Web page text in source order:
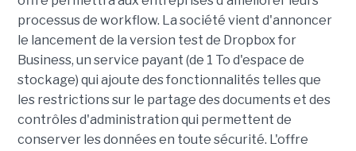
processus de workflow. La société vient d'annoncer
le lancement de la version test de Dropbox for
Business, un service payant (de 1 To d'espace de
stockage) qui ajoute des fonctionnalités telles que
les restrictions sur le partage des documents et des
contrôles d'administration qui permettent de
conserver les données en toute sécurité. L'offre